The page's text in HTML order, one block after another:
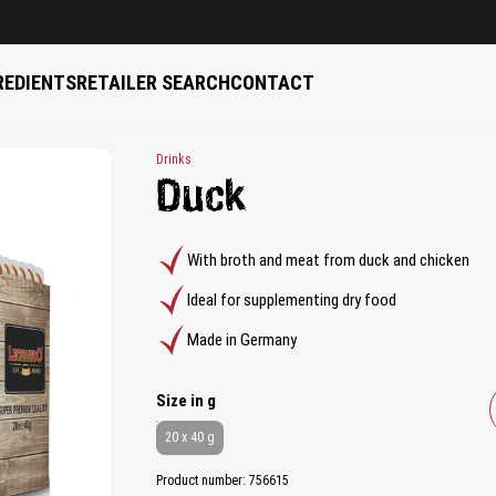
RETAILER SEARCHCONTACT
Drinks
Duck
With broth and meat from duck and chicken
Ideal for supplementing dry food
Made in Germany
Select
Size in g
20 x 40 g
Product number: 756615